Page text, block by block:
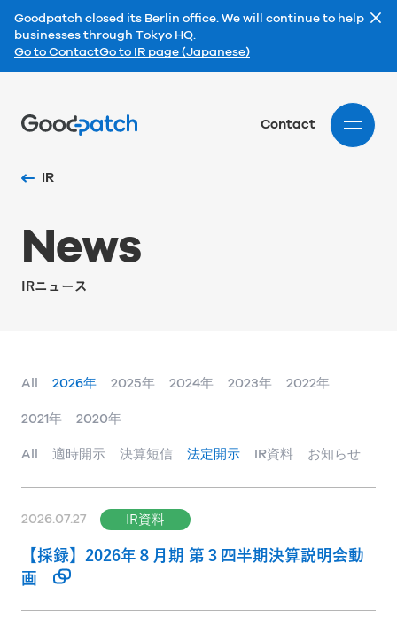
Goodpatch closed its Berlin office. We will continue to help
businesses through Tokyo HQ.
Go to ContactGo to IR page (Japanese)
Contact
IR
News
IRニュース
All 2026年 2025年 2024年 2023年 2022年
2021年 2020年
All 適時開示 決算短信 法定開示 IR資料 お知らせ
2026.07.27 IR資料
【採録】2026年８月期 第３四半期決算説明会動
画